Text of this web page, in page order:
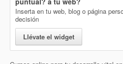
Inserta en tu web, blog o página
decisión
Llévate el widget